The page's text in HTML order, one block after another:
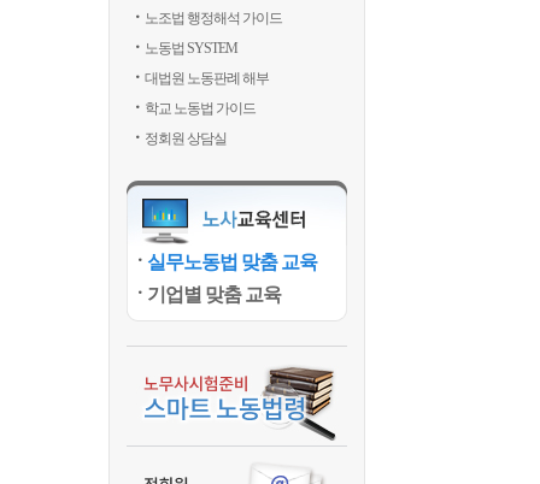
노조법 행정해석 가이드
노동법 SYSTEM
대법원 노동판례 해부
학교 노동법 가이드
정회원 상담실
실무노동법 맞춤 교육
기업별 맞춤 교육